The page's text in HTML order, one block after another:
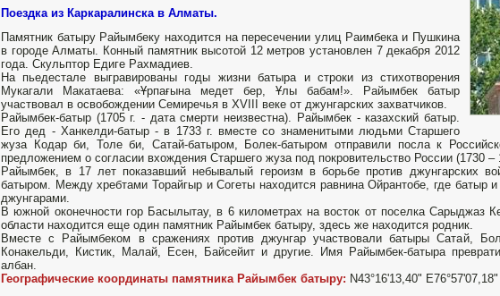
Поездка из Каркаралинска в Алматы.
Памятник батыру Райымбеку находится на пересечении улиц Раимбека и Пушкина
в городе Алматы. Конный памятник высотой 12 метров установлен 7 декабря 2012
года. Скульптор Едиге Рахмадиев.
На пьедестале выгравированы годы жизни батыра и строки из стихотворения
Мукагали Макатаева: «Ұрпағына медет бер, Ұлы бабам!». Райымбек батыр
участвовал в освобождении Семиречья в XVIII веке от джунгарских захватчиков.
Райымбек-батыр (1705 г. - дата смерти неизвестна). Райымбек - казахский батыр.
Его дед - Ханкелди-батыр - в 1733 г. вместе со знаменитыми людьми Старшего
жуза Кодар би, Толе би, Сатай-батыром, Болек-батыром отправили посла к
предложением о согласии вхождения Старшего жуза под покровительство России (1730 –
Райымбек, в 17 лет показавший небывалый героизм в борьбе против джунгарских
батыром. Между хребтами Торайгыр и Согеты находится равнина Ойрантобе, где батыр
джунгарами.
В южной оконечности гор Басылытау, в 6 километрах на восток от поселка Сарыджаз
области находится еще один памятник Райымбек батыру, здесь же находится родник.
Вместе с Райымбеком в сражениях против джунгар участвовали батыры Сатай,
Конакельди, Кистик, Малай, Есен, Байсейит и другие. Имя Райымбек-батыра
албан.
Географические координаты памятника Райымбек батыру: N43°16'13,40" E76°57'07,18"